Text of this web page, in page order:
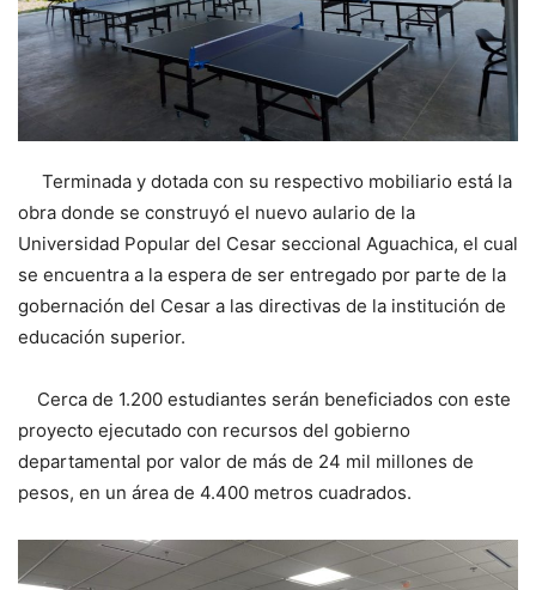
Terminada y dotada con su respectivo mobiliario está la
obra donde se construyó el nuevo aulario de la
Universidad Popular del Cesar seccional Aguachica, el cual
se encuentra a la espera de ser entregado por parte de la
gobernación del Cesar a las directivas de la institución de
educación superior.
Cerca de 1.200 estudiantes serán beneficiados con este
proyecto ejecutado con recursos del gobierno
departamental por valor de más de 24 mil millones de
pesos, en un área de 4.400 metros cuadrados.